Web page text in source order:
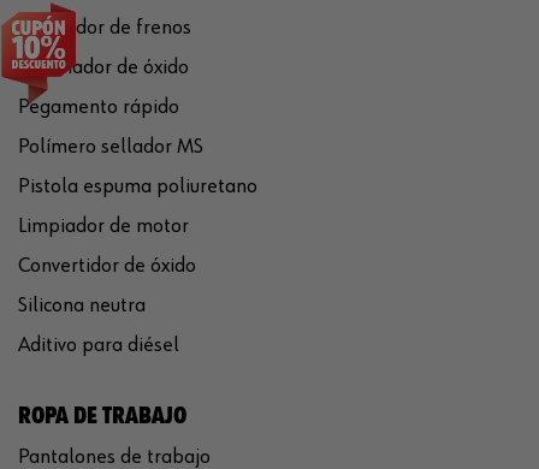
Limpiador de frenos
Eliminador de óxido
Pegamento rápido
Polímero sellador MS
Pistola espuma poliuretano
Limpiador de motor
Convertidor de óxido
Silicona neutra
Aditivo para diésel
ROPA DE TRABAJO
Pantalones de trabajo